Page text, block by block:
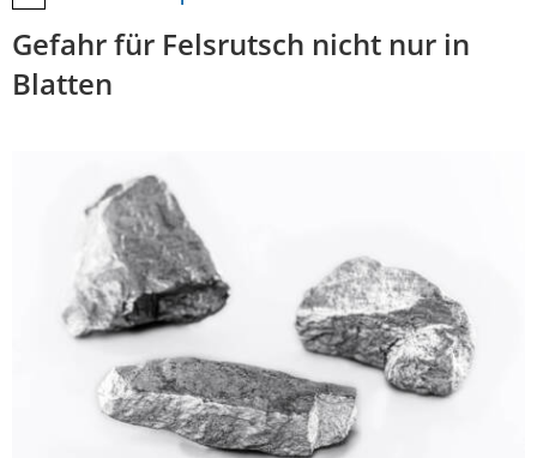
Gefahr für Felsrutsch nicht nur in
Blatten